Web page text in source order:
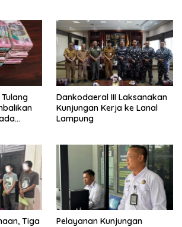
Dankodaeral III Laksanakan
Kunjungan Kerja ke Lanal
Lampung
Tiga
Pelayanan Kunjungan